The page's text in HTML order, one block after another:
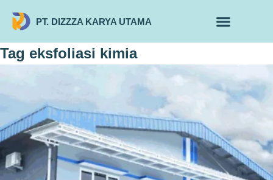
PT. DIZZZA KARYA UTAMA
Tag eksfoliasi kimia